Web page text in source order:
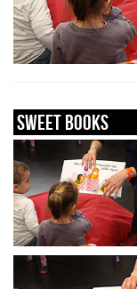
sweet books